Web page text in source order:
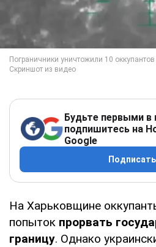
Будьте первыми в
подпишитесь на
Google
На Харьковщине
попыток прорвать
границу. Однако